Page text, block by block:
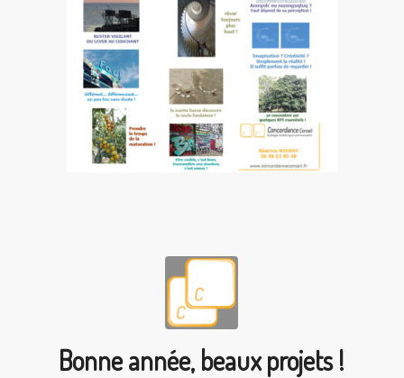
Bonne année, beaux projets !